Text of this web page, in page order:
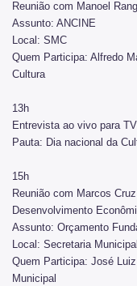
Fundação Theatro
Notícias da Cultura
Nossos Espaços
Bibliotecas
Centros Culturais
Museu da Cidade
Praças da Cultura
Reunião com Manoel
Assunto: ANCINE
Local: SMC
Quem Participa: Alfredo
Cultura
13h
Entrevista ao vivo para
Pauta: Dia nacional da
15h
Reunião com Marcos
Desenvolvimento
Assunto: Orçamento
Local: Secretaria
Quem Participa: José
Municipal